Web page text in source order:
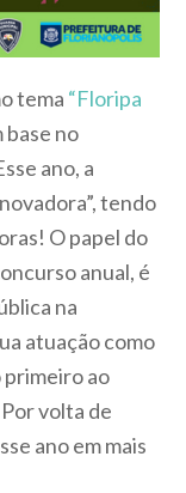
tema “Floripa
base no
ano, a
tendo
O papel do
anual, é
na
atuação como
primeiro ao
volta de
ano em mais